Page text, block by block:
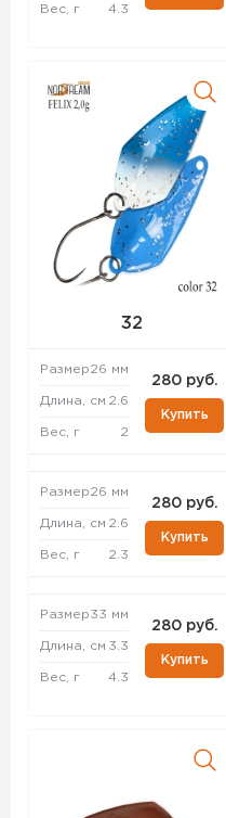
Вес, г 4.3
32
Размер26 мм
Длина, см 2.6
Вес, г 2
280 руб.
Купить
Размер26 мм
Длина, см 2.6
Вес, г 2.3
280 руб.
Купить
Размер33 мм
Длина, см 3.3
Вес, г 4.3
280 руб.
Купить